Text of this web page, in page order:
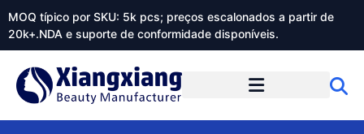
MOQ típico por SKU: 5k pcs; preços escalonados a partir de
20k+.NDA e suporte de conformidade disponíveis.